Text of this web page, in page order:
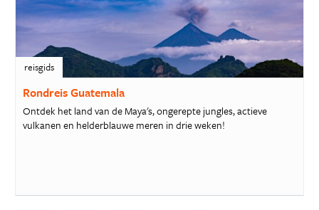
reisgids
Rondreis Guatemala
Ontdek het land van de Maya's, ongerepte jungles, actieve
vulkanen en helderblauwe meren in drie weken!